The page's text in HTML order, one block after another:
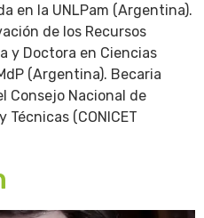
en la UNLPam (Argentina).
de los Recursos
y Doctora en Ciencias
(Argentina). Becaria
Consejo Nacional de
(CONICET